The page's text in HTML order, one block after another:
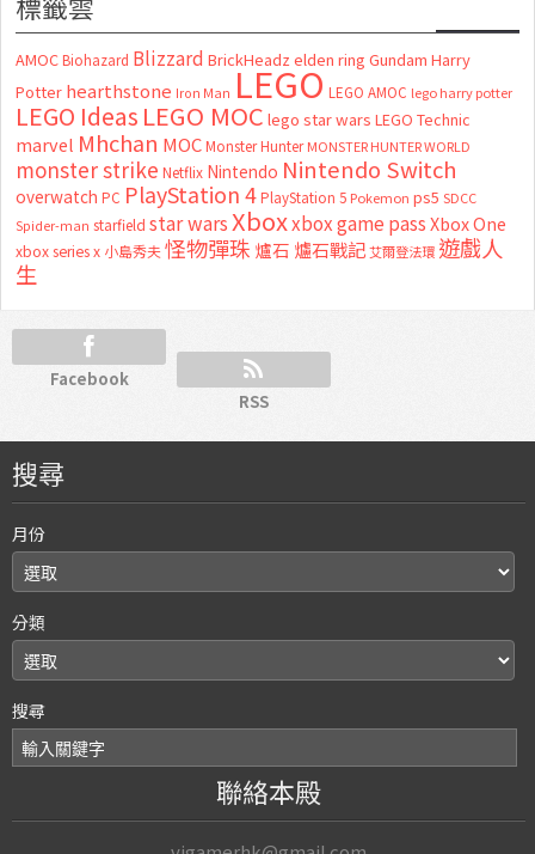
AMOC Biohazard Blizzard BrickHeadz elden ring Gundam Harry
Potter hearthstone Iron Man LEGO LEGO AMOC lego harry potter
LEGO Ideas LEGO MOC lego star wars LEGO Technic
marvel Mhchan MOC Monster Hunter MONSTER HUNTER WORLD
monster strike Netflix Nintendo Nintendo Switch
overwatch PC PlayStation 4 PlayStation 5 Pokemon ps5 SDCC
Spider-man starfield star warsXboxxbox game passXbox One
xbox series x 小島秀夫怪物彈珠 爐石 爐石戰記艾爾登法環 遊戲人
生
Facebook
RSS
搜尋
月份
分類
搜尋
聯絡本殿